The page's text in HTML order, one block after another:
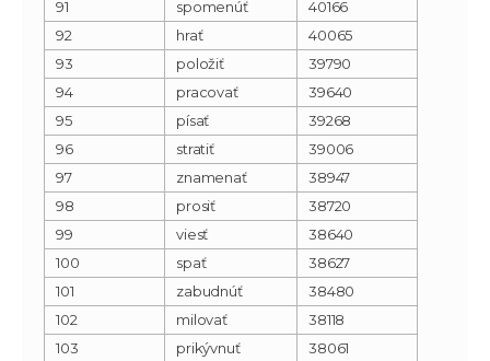
91 spomenúť
40166
92
hrať
40065
93
položiť
39790
94
pracovať
39640
95
písať
39268
96
stratiť
39006
97
znamenať
38947
98
prosiť
38720
99
viesť
38640
100
spať
38627
101
zabudnúť
38480
102
milovať
38118
103
prikývnuť
38061